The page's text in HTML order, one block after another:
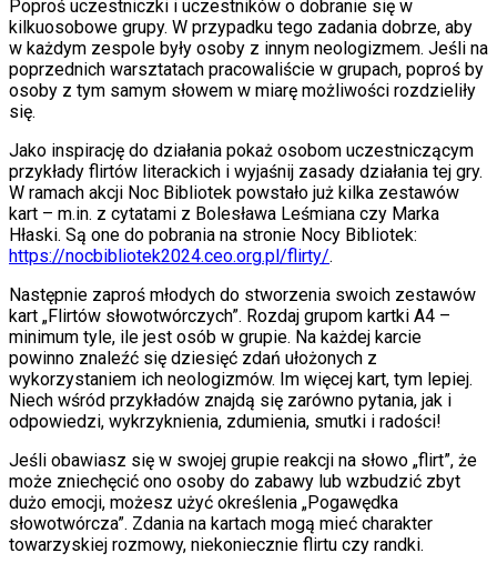
Poproś uczestniczki i uczestników o dobranie się w
kilkuosobowe grupy. W przypadku tego zadania dobrze, aby
w każdym zespole były osoby z innym neologizmem. Jeśli na
poprzednich warsztatach pracowaliście w grupach, poproś by
osoby z tym samym słowem w miarę możliwości rozdzieliły
się.
Jako inspirację do działania pokaż osobom uczestniczącym
przykłady flirtów literackich i wyjaśnij zasady działania tej gry.
W ramach akcji Noc Bibliotek powstało już kilka zestawów
kart – m.in. z cytatami z Bolesława Leśmiana czy Marka
Hłaski. Są one do pobrania na stronie Nocy Bibliotek:
https://nocbibliotek2024.ceo.org.pl/flirty/.
Następnie zaproś młodych do stworzenia swoich zestawów
kart „Flirtów słowotwórczych”. Rozdaj grupom kartki A4 –
minimum tyle, ile jest osób w grupie. Na każdej karcie
powinno znaleźć się dziesięć zdań ułożonych z
wykorzystaniem ich neologizmów. Im więcej kart, tym lepiej.
Niech wśród przykładów znajdą się zarówno pytania, jak i
odpowiedzi, wykrzyknienia, zdumienia, smutki i radości!
Jeśli obawiasz się w swojej grupie reakcji na słowo „flirt”, że
może zniechęcić ono osoby do zabawy lub wzbudzić zbyt
dużo emocji, możesz użyć określenia „Pogawędka
słowotwórcza”. Zdania na kartach mogą mieć charakter
towarzyskiej rozmowy, niekoniecznie flirtu czy randki.